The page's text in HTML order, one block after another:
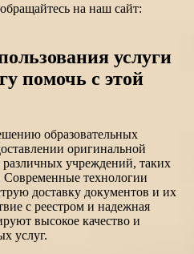
на наш сайт:
услуги
помочь с этой
образовательных
оригинальной
различных учреждений, таких
технологии
доставку документов и их
с реестром и надежная
высокое качество и
услуг.